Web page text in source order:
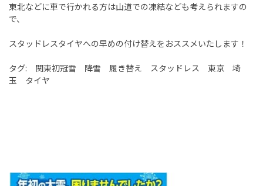
東北などに車で行かれる方は山道での凍結なども考えられますの
で、
スタッドレスタイヤへの早めの付け替えをおススメいたします！
タグ: 関東初冠雪 降雪 履き替え スタッドレス 東京 埼
玉 タイヤ